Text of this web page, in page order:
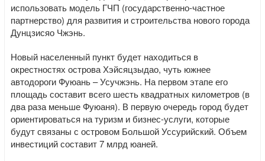
использовать модель ГЧП (государственно-частное
партнерство) для развития и строительства нового города
Дунцзисяо Чжэнь.
Новый населенный пункт будет находиться в
окрестностях острова Хэйсяцзыдао, чуть южнее
автодороги Фуюань – Усучжэнь. На первом этапе его
площадь составит всего шесть квадратных километров (в
два раза меньше Фуюаня). В первую очередь город будет
ориентироваться на туризм и бизнес-услуги, которые
будут связаны с островом Большой Уссурийский. Объем
инвестиций составит 7 млрд юаней.